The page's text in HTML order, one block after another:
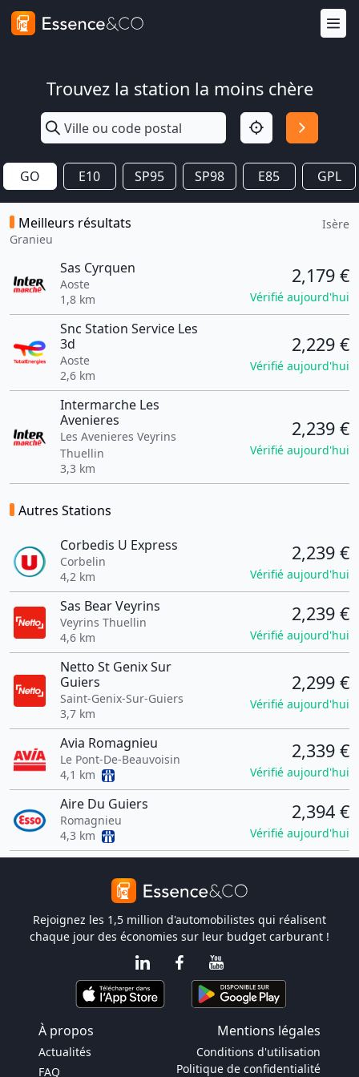
Trouvez la station la moins chère
GO E10 SP95 SP98 E85 GPL
Meilleurs résultats
Granieu
Isère
Sas Cyrquen
Aoste
1,8 km
2,179 €
Vérifié aujourd'hui
Snc Station Service Les
3d
Aoste
2,6 km
2,229 €
Vérifié aujourd'hui
Intermarche Les
Avenieres
Les Avenieres Veyrins
Thuellin
3,3 km
2,239 €
Vérifié aujourd'hui
Autres Stations
Corbedis U Express
Corbelin
4,2 km
2,239 €
Vérifié aujourd'hui
Sas Bear Veyrins
Veyrins Thuellin
4,6 km
2,239 €
Vérifié aujourd'hui
Netto St Genix Sur
Guiers
Saint-Genix-Sur-Guiers
3,7 km
2,299 €
Vérifié aujourd'hui
Avia Romagnieu
Le Pont-De-Beauvoisin
4,1 km
2,339 €
Vérifié aujourd'hui
Aire Du Guiers
Romagnieu
4,3 km
2,394 €
Vérifié aujourd'hui
Rejoignez les 1,5 million d'automobilistes qui réalisent
chaque jour des économies sur leur budget carburant !
À propos Mentions légales
Actualités
FAQ
Conditions d'utilisation
Politique de confidentialité